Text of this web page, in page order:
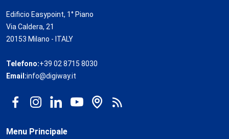
Edificio Easypoint, 1° Piano
Via Caldera, 21
20153 Milano - ITALY
Telefono:+39 02 8715 8030
Email:info@digiway.it
Menu Principale